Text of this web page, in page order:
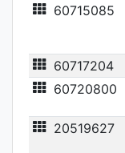
60715085
60717204
60720800
20519627